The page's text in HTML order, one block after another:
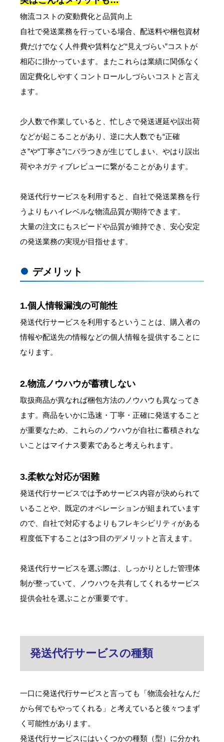
物流コストの変動費化と品質向上
自社で発送業務を行っている場合、配送料や梱包資材
費だけでなく人件費や賃料など“見えづらい”コストが
相応に掛かっています。またこれらは業績に関係なく
固定費化しやすくコントロールしづらいコストと言え
ます。
少人数で作業していると、忙しさで発送遅延や誤出荷
などが起こることがあり、逆に大人数でも“正確
さ”や“丁寧さ”にバラつきが生じてしまい、やはり誤出
荷やネガティブレビューに繋がることがあります。
発送代行サービスを利用すると、自社で発送業務を行
うよりもハイレベルな物流品質が期待できます。
大量の注文にもスピードや品質が維持でき、安心安定
の発送業務の実現が目指せます。
デメリット
1.個人情報漏洩の可能性
発送代行サービスを利用するということは、購入者の
情報や配送先の情報などの個人情報を提供することに
なります。
2.物流ノウハウが蓄積しない
取扱商品が異なれば梱包方法のノウハウも異なってき
ます。商品をいかに迅速・丁寧・正確に発送すること
が重要なため、これらのノウハウが自社に蓄積されな
いことはマイナス要素であると考えられます。
3.柔軟な対応が困難
発送代行サービスでは予めサービス内容が決められて
いることや、既定のオペレーションが組まれています
ので、自社で対応するよりもフレキシビリティがある
程度低下することは3つ目のデメリットと言えます。
発送代行サービスを選ぶ際は、しっかりとした管理体
制が整っていて、ノウハウを共有してくれるサービス
提供会社を選ぶことが重要です。
発送代行サービスの種類
一口に発送代行サービスと言っても「物流会社なんだ
から何でもやってくれる」と考えていると後々つまず
く可能性があります。
発送代行サービスにはいくつかの種類（型）に分かれ